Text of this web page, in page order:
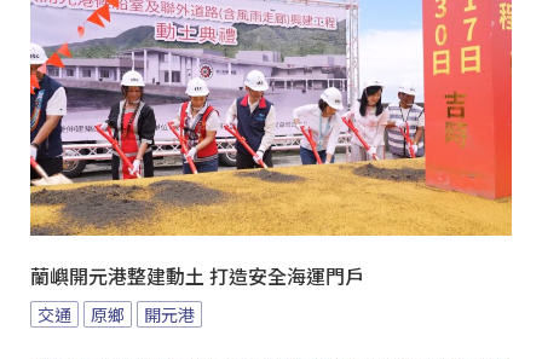
蘭嶼開元港整建動土 打造安全海運門戶
交通 原鄉 開元港